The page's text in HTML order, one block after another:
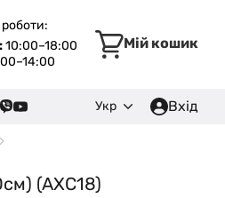
роботи:
10:00–18:00
Мій кошик
Укр Вхід
(AXC18)